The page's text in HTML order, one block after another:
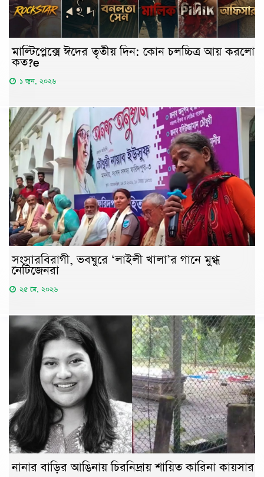
মাল্টিপ্লেক্সে ঈদের তৃতীয় দিন: কোন চলচ্চিত্র আয় করলো
কত?e
১ জুন, ২০২৬
সংসারবিরাগী, ভবঘুরে ‘লাইলী খালা’র গানে মুগ্ধ
নেটিজেনরা
২৫ মে, ২০২৬
নানার বাড়ির আঙিনায় চিরনিদ্রায় শায়িত কারিনা কায়সার